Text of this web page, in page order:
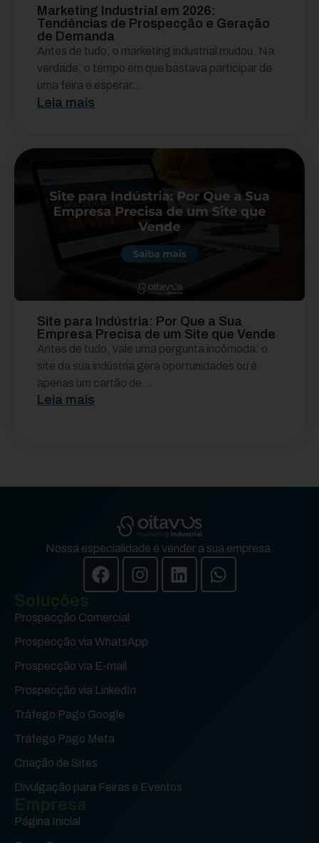
Marketing Industrial em 2026:
Tendências de Prospecção e Geração
de Demanda
Antes de tudo, o marketing industrial mudou. Na
verdade, o tempo em que bastava participar de
uma feira e esperar...
Leia mais
Site para Indústria: Por Que a Sua
Empresa Precisa de um Site que Vende
Antes de tudo, vale uma pergunta incômoda: o
site da sua indústria gera oportunidades ou é
apenas um cartão de...
Leia mais
Nossa especialidade é vender a sua empresa.
Prospecção Comercial
Prospecção via WhatsApp
Prospecção via E-mail
Prospecção via LinkedIn
Tráfego Pago Google
Tráfego Pago Meta
Criação de Sites
Divulgação para Feiras e Eventos
Página Inicial